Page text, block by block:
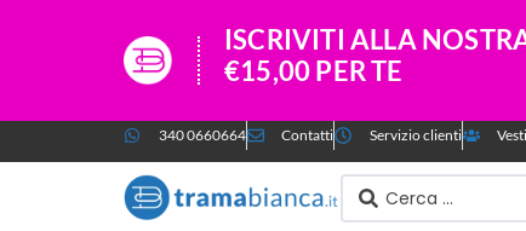
ISCRIVITI ALLA
€15,00 PER TE
340 0660664 Contatti Servizio clienti